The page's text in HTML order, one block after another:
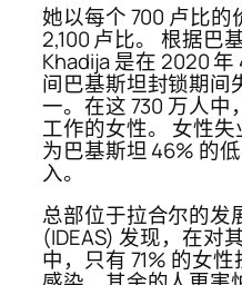
她以每个 700 卢比
2,100 卢比。 根据巴
Khadija 是在 2020
间巴基斯坦封锁期间
一。在这 730 万人中
工作的女性。 女性
为巴基斯坦 46% 的
入。
总部位于拉合尔的发
(IDEAS) 发现，在对
中，只有 71% 的女